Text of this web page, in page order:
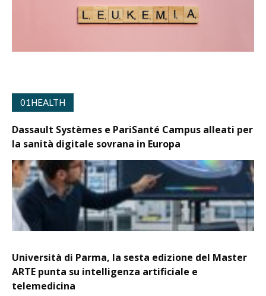
01HEALTH
Dassault Systèmes e PariSanté Campus alleati per
la sanità digitale sovrana in Europa
Università di Parma, la sesta edizione del Master
ARTE punta su intelligenza artificiale e
telemedicina